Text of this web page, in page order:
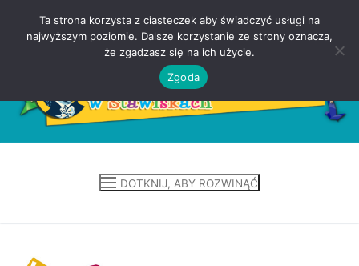
Przejdź
DOTKNIJ, ABY ROZWINĄĆ
Ta strona korzysta z ciasteczek aby świadczyć usługi na
najwyższym poziomie. Dalsze korzystanie ze strony oznacza,
że zgadzasz się na ich użycie.
Zgoda